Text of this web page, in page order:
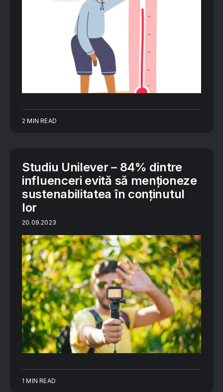
2 MIN READ
Studiu Unilever – 84% dintre
influenceri evită să menționeze
sustenabilitatea în conținutul
lor
20.09.2023
1 MIN READ